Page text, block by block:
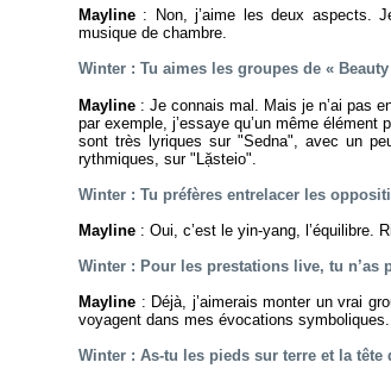
Mayline : Non, j’aime les deux aspects.
musique de chambre.
Winter : Tu aimes les groupes de «
Mayline : Je connais mal. Mais je n’ai pas
par exemple, j’essaye qu’un même
sont très lyriques sur "Sedna", avec un
rythmiques, sur "Lặsteio".
Winter : Tu préfères entrelacer les
Mayline : Oui, c’est le yin-yang, l’équilibre.
Winter : Pour les prestations live, tu n’as
Mayline : Déjà, j’aimerais monter un vrai
voyagent dans mes évocations
Winter : As-tu les pieds sur terre et la tête